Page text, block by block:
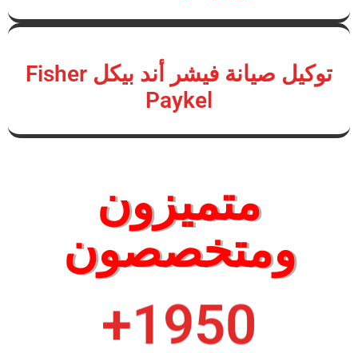
توكيل صيانة فيشر أند بيكل Fisher
Paykel
متميزون
ومتخصصون
1950
+